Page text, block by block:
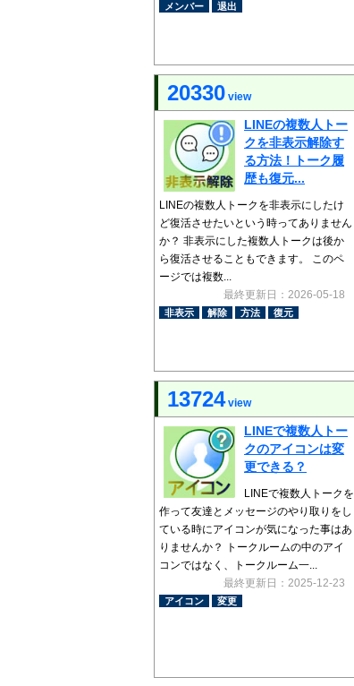
メンバー 退出
20330 view
LINEの複数人トー
クを非表示解除す
る方法！トーク履
歴も復元...
LINEの複数人トークを非表示にしたけ
ど復活させたいという時ってありません
か？ 非表示にした複数人トークは後か
ら復活させることもできます。 このペ
ージでは複数...
最終更新日：2026-05-18
非表示 解除 方法 復元
13724view
LINEで複数人トー
クのアイコンは変
更できる？
LINEで複数人トークを
作って友達とメッセージのやり取りをし
ている時にアイコンが気になった事はあ
りませんか？ トークルームの中のアイ
コンではなく、トークルーム一...
最終更新日：2025-12-23
アイコン 変更